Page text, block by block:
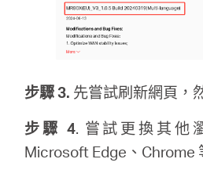
步驟 3. 先嘗試刷新網頁，
步驟 4. 嘗試更換其他
Microsoft Edge、Chrome